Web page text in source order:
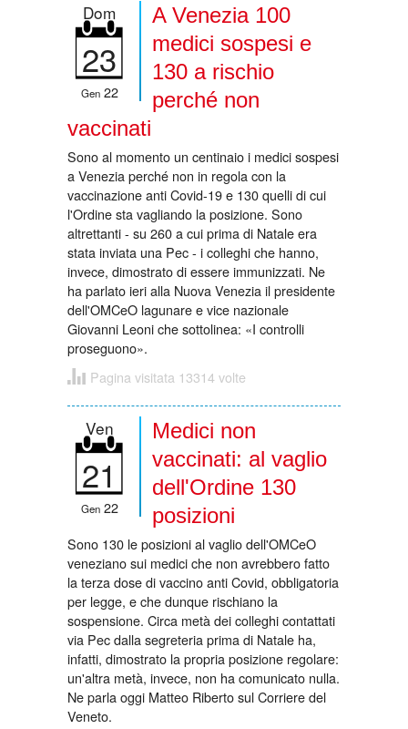
Dom
23
Gen 22
A Venezia 100
medici sospesi e
130 a rischio
perché non
vaccinati
Sono al momento un centinaio i medici sospesi
a Venezia perché non in regola con la
vaccinazione anti Covid-19 e 130 quelli di cui
l'Ordine sta vagliando la posizione. Sono
altrettanti - su 260 a cui prima di Natale era
stata inviata una Pec - i colleghi che hanno,
invece, dimostrato di essere immunizzati. Ne
ha parlato ieri alla Nuova Venezia il presidente
dell'OMCeO lagunare e vice nazionale
Giovanni Leoni che sottolinea: «I controlli
proseguono».
Pagina visitata 13314 volte
Ven
21
Gen 22
Medici non
vaccinati: al vaglio
dell'Ordine 130
posizioni
Sono 130 le posizioni al vaglio dell'OMCeO
veneziano sui medici che non avrebbero fatto
la terza dose di vaccino anti Covid, obbligatoria
per legge, e che dunque rischiano la
sospensione. Circa metà dei colleghi contattati
via Pec dalla segreteria prima di Natale ha,
infatti, dimostrato la propria posizione regolare:
un'altra metà, invece, non ha comunicato nulla.
Ne parla oggi Matteo Riberto sul Corriere del
Veneto.